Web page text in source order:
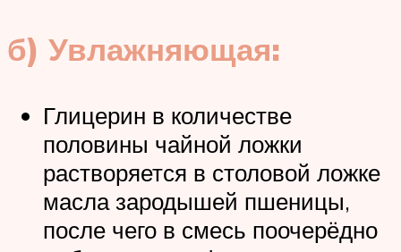
б) Увлажняющая:
Глицерин в количестве
половины чайной ложки
растворяется в столовой ложке
масла зародышей пшеницы,
после чего в смесь поочерёдно